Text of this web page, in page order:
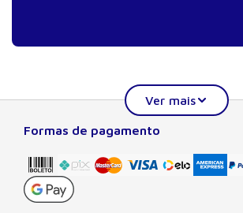
A Editora Manole é líder em prover
formação do estudante, do profissional
científicas, técnicas e profissionais. Seu
Formas de pagamento